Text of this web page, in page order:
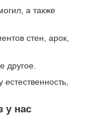
а также
стен, арок,
другое.
у нас